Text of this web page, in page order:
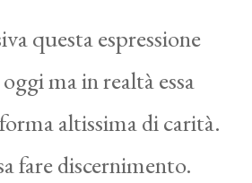
questa espressione
ma in realtà essa
altissima di carità.
fare discernimento.